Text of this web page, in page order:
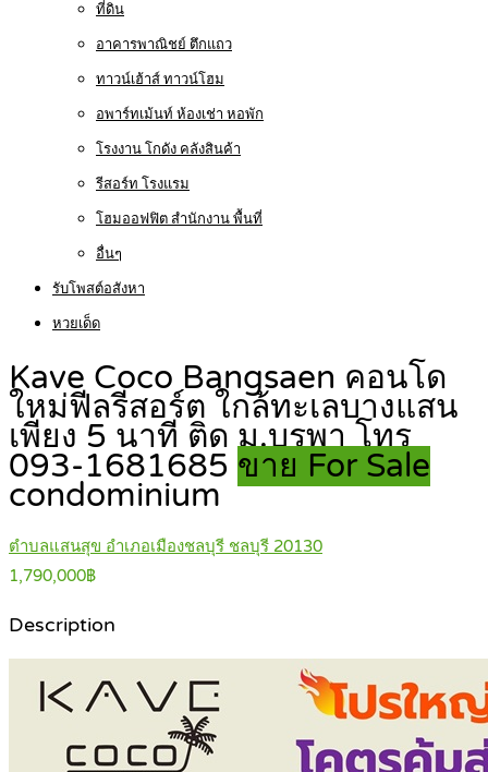
ที่ดิน
อาคารพาณิชย์ ตึกแถว
ทาวน์เฮ้าส์ ทาวน์โฮม
อพาร์ทเม้นท์ ห้องเช่า หอพัก
โรงงาน โกดัง คลังสินค้า
รีสอร์ท โรงแรม
โฮมออฟฟิต สำนักงาน พื้นที่
อื่นๆ
รับโพสต์อสังหา
หวยเด็ด
Kave Coco Bangsaen คอนโด
ใหม่ฟีลรีสอร์ต ใกล้ทะเลบางแสน
เพียง 5 นาที ติด ม.บูรพา โทร
093-1681685 ขาย For Sale
condominium
ตำบลแสนสุข อำเภอเมืองชลบุรี ชลบุรี 20130
1,790,000฿
Description